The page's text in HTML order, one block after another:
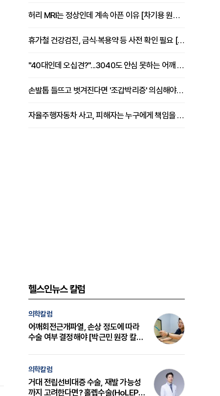
허리 MRI는 정상인데 계속 아픈 이유 [차기용 원장 칼럼]
휴가철 건강검진, 금식·복용약 등 사전 확인 필요 [정도감 원장 칼럼]
"40대인데 오십견?"...3040도 안심 못하는 어깨 유착성 관절낭염
손발톱 들뜨고 벗겨진다면 '조갑박리증' 의심해야 [김철윤 원장 칼럼]
자율주행자동차 사고, 피해자는 누구에게 책임을 물을 수 있을까
헬스인뉴스 칼럼
의학칼럼
어깨회전근개파열, 손상 정도에 따라
수술 여부 결정해야 [박근민 원장 칼
의학칼럼
거대 전립선비대증 수술, 재발 가능성
까지 고려한다면? 홀렙수술(HoLEP)